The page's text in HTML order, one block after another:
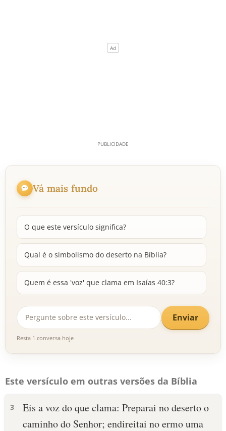
Vá mais fundo
O que este versículo significa?
Qual é o simbolismo do deserto na Bíblia?
Quem é essa 'voz' que clama em Isaías 40:3?
Enviar
Resta 1 conversa hoje
Este versículo em outras versões da Bíblia
3
Eis a voz do que clama: Preparai no deserto o
caminho do Senhor; endireitai no ermo uma